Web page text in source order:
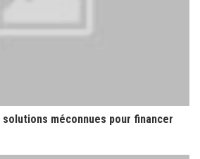
méconnues pour financer